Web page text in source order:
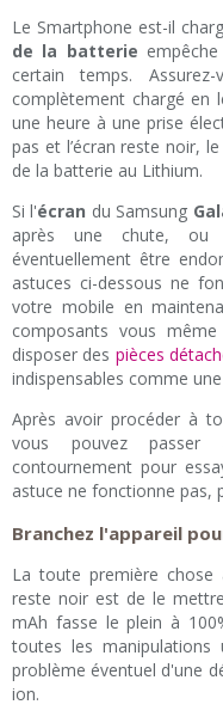
Le Smartphone est-il
de la batterie
certain temps.
complètement chargé en
une heure à une prise
pas et l’écran reste noir,
de la batterie au Lithium.
Si l'écran du Samsung
après une chute, ou
éventuellement être
astuces ci-dessous ne
votre mobile en
composants vous
disposer des pièces
indispensables comme
Après avoir procéder à
vous pouvez
contournement pour
astuce ne fonctionne pas,
Branchez l'appareil
La toute première
reste noir est de le
mAh fasse le plein à
toutes les manipulations
problème éventuel d'une
ion.